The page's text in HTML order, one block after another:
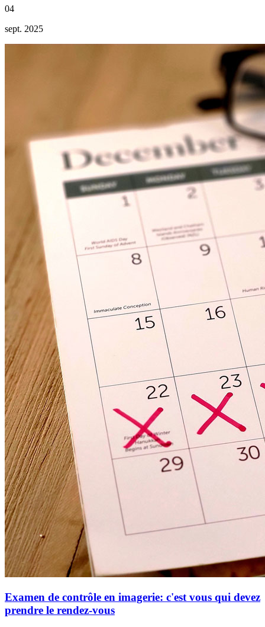
04
sept. 2025
Examen de contrôle en imagerie: c'est vous qui devez
prendre le rendez-vous